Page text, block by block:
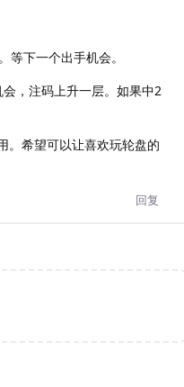
下一个出手机会。
，注码上升一层。如果中2
。希望可以让喜欢玩轮盘的
回复